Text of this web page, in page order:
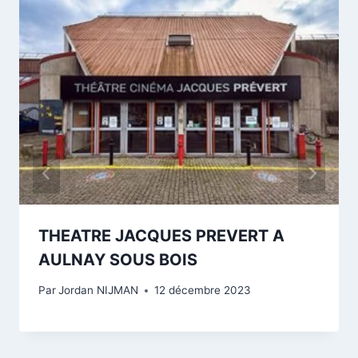
THEATRE JACQUES PREVERT A
AULNAY SOUS BOIS
ParJordan NIJMAN 12 décembre 2023